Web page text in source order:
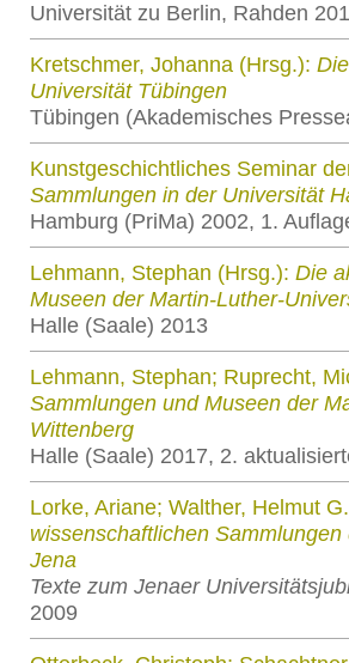
Universität zu Berlin, Rahden
Kretschmer, Johanna (Hrsg.):
Universität Tübingen
Tübingen (Akademisches
Kunstgeschichtliches Seminar
Sammlungen in der Universität
Hamburg (PriMa) 2002, 1.
Lehmann, Stephan (Hrsg.): Die
Museen der Martin-Luther-
Halle (Saale) 2013
Lehmann, Stephan; Ruprecht,
Sammlungen und Museen der
Wittenberg
Halle (Saale) 2017, 2.
Lorke, Ariane; Walther, Helmut
wissenschaftlichen
Jena
Texte zum Jenaer
2009